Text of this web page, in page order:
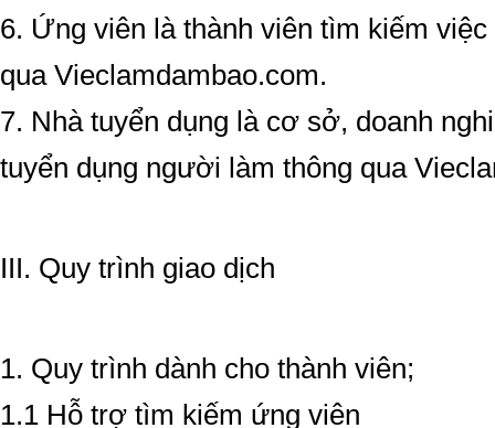
6. Ứng viên là thành viên tìm kiếm
qua Vieclamdambao.com.
7. Nhà tuyển dụng là cơ sở, doanh
tuyển dụng người làm thông qua
III. Quy trình giao dịch
1. Quy trình dành cho thành viên;
1.1 Hỗ trợ tìm kiếm ứng viên